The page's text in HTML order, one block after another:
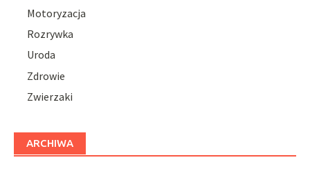
Motoryzacja
Rozrywka
Uroda
Zdrowie
Zwierzaki
ARCHIWA